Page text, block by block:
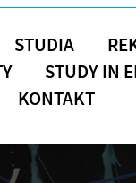
STUDIA
STUDY IN
KONTAKT